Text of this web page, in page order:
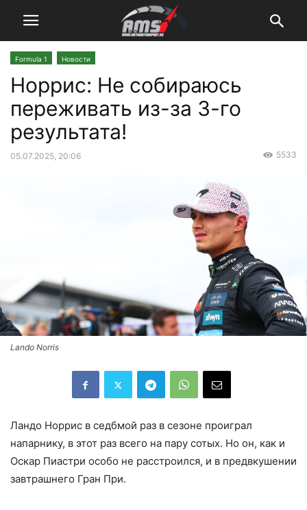
Formula 1 Новости
Норрис: Не собираюсь
переживать из-за 3-го
результата!
05.07.2025, 20:06 5533
Lando Norris
Ландо Норрис в седбмой раз в сезоне проиграл
напарнику, в этот раз всего на пару сотых. Но он, как и
Оскар Пиастри особо не расстроился, и в предвкушении
завтрашнего Гран При.